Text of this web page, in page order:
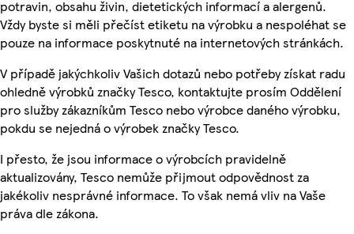
potravin, obsahu živin, dietetických informací a alergenů.
Vždy byste si měli přečíst etiketu na výrobku a nespoléhat se
pouze na informace poskytnuté na internetových stránkách.
V případě jakýchkoliv Vašich dotazů nebo potřeby získat radu
ohledně výrobků značky Tesco, kontaktujte prosím Oddělení
pro služby zákazníkům Tesco nebo výrobce daného výrobku,
pokdu se nejedná o výrobek značky Tesco.
I přesto, že jsou informace o výrobcích pravidelně
aktualizovány, Tesco nemůže přijmout odpovědnost za
jakékoliv nesprávné informace. To však nemá vliv na Vaše
práva dle zákona.